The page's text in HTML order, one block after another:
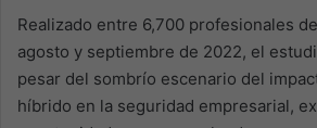
Realizado entre 6,700 profesionales
agosto y septiembre de 2022, el
pesar del sombrío escenario del
híbrido en la seguridad empresarial,